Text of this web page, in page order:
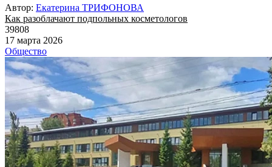
Автор: Екатерина ТРИФОНОВА
Как разоблачают подпольных косметологов
39808
17 марта 2026
Общество